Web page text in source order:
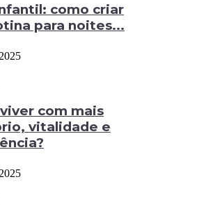
como criar
para noites...
com mais
vitalidade e